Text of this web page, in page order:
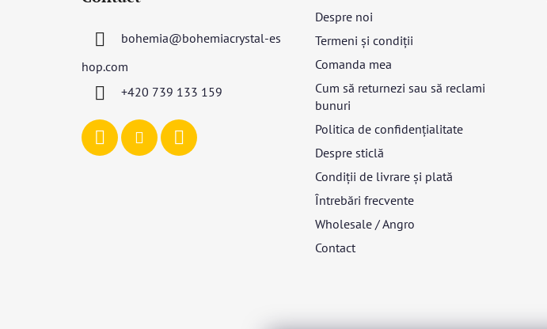
bohemia@bohemiacrystal-es
hop.com
+420 739 133 159
Despre noi
Termeni și condiții
Comanda mea
Cum să returnezi sau să reclami
bunuri
Politica de confidențialitate
Despre sticlă
Condiții de livrare și plată
Întrebări frecvente
Wholesale / Angro
Contact